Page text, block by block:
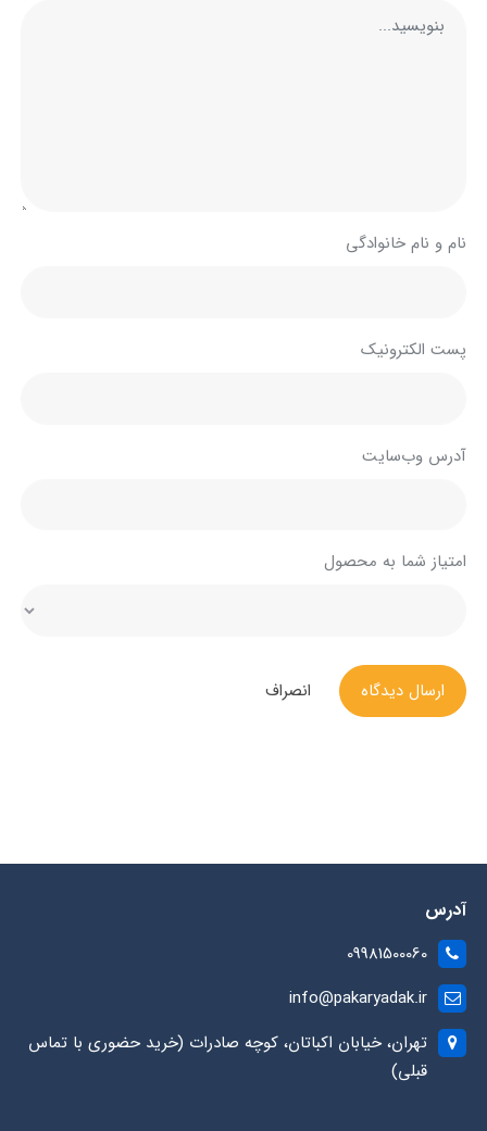
نام و نام خانوادگی
پست الکترونیک
آدرس وب‌سایت
امتیاز شما به محصول
ارسال دیدگاه انصراف
آدرس
09981500060
info@pakaryadak.ir
تهران، خیابان اکباتان، کوچه صادرات (خرید حضوری با تماس
قبلی)